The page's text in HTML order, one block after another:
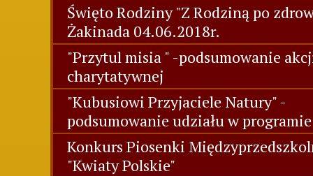
Święto Rodziny "Z Rodziną po
Żakinada 04.06.2018r.
"Przytul misia " -podsumowanie
charytatywnej
"Kubusiowi Przyjaciele Natury" -
podsumowanie udziału w programie
Konkurs Piosenki
"Kwiaty Polskie"